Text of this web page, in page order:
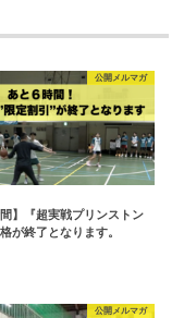
公開メルマガ
間】『超実戦プリンストン
が終了となります。
公開メルマガ